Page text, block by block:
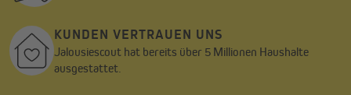
KUNDEN VERTRAUEN UNS
Jalousiescout hat bereits über 5 Millionen Haushalte
ausgestattet.